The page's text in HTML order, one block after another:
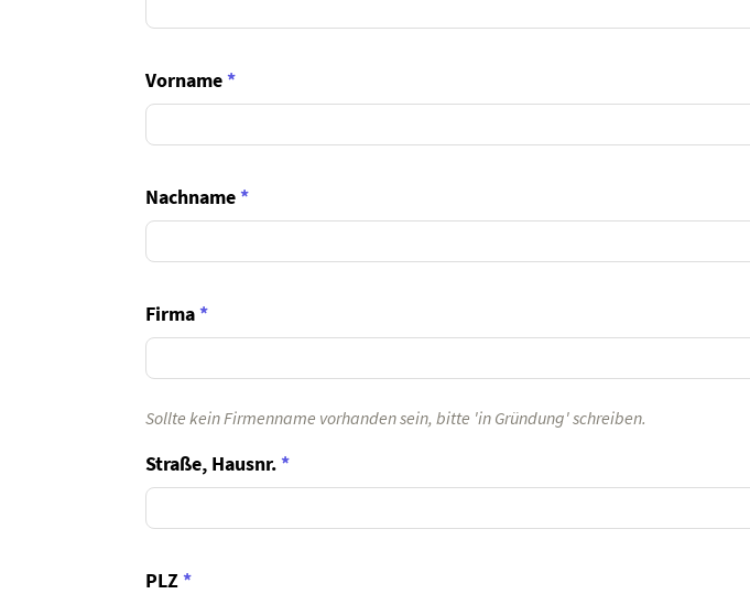
Vorname*
Nachname*
Firma*
Sollte kein Firmenname vorhanden sein, bitte 'in Gründung' schreiben.
Straße, Hausnr.*
PLZ*